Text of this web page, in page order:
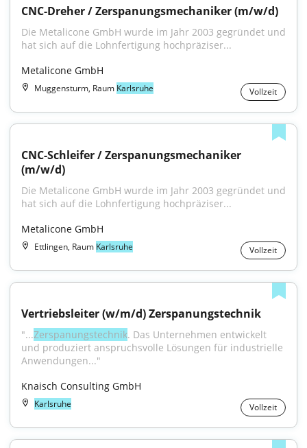
CNC-Dreher / Zerspanungsmechaniker (m/w/d)
Die Metalicone GmbH wurde im Jahr 2003 gegründet und
hat sich auf die Lohnfertigung hochpräziser...
Metalicone GmbH
Muggensturm, Raum Karlsruhe Vollzeit
CNC-Schleifer / Zerspanungsmechaniker
(m/w/d)
Die Metalicone GmbH wurde im Jahr 2003 gegründet und
hat sich auf die Lohnfertigung hochpräziser...
Metalicone GmbH
Ettlingen, Raum Karlsruhe Vollzeit
Vertriebsleiter (w/m/d) Zerspanungstechnik
"...Zerspanungstechnik. Das Unternehmen entwickelt
und produziert anspruchsvolle Lösungen für industrielle
Anwendungen..."
Knaisch Consulting GmbH
Karlsruhe Vollzeit